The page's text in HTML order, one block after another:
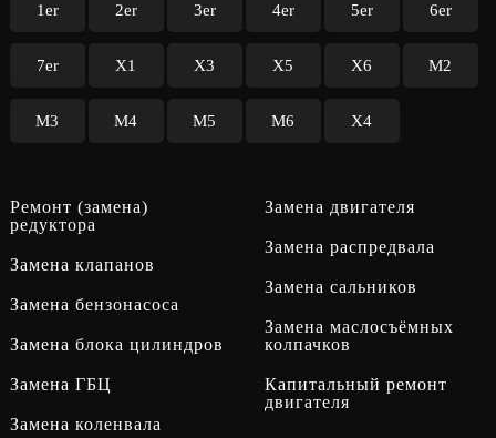
1er 2er 3er 4er 5er 6er
7er X1 X3 X5 X6 M2
M3 M4 M5 M6 X4
Ремонт (замена)
редуктора
Замена клапанов
Замена бензонасоса
Замена блока цилиндров
Замена ГБЦ
Замена коленвала
Замена двигателя
Замена распредвала
Замена сальников
Замена маслосъёмных
колпачков
Капитальный ремонт
двигателя